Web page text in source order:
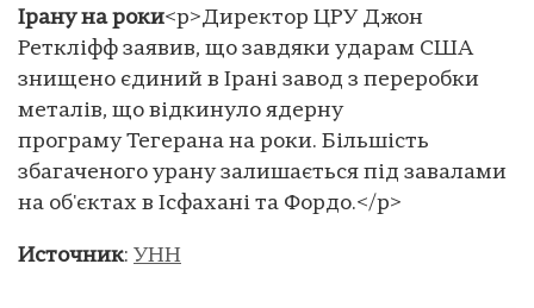
Ірану на роки<p>Директор ЦРУ Джон
Реткліфф заявив, що завдяки ударам США
знищено єдиний в Ірані завод з переробки
металів, що відкинуло ядерну
програму Тегерана на роки. Більшість
збагаченого урану залишається під завалами
на об'єктах в Ісфахані та Фордо.</p>
Источник: УНН